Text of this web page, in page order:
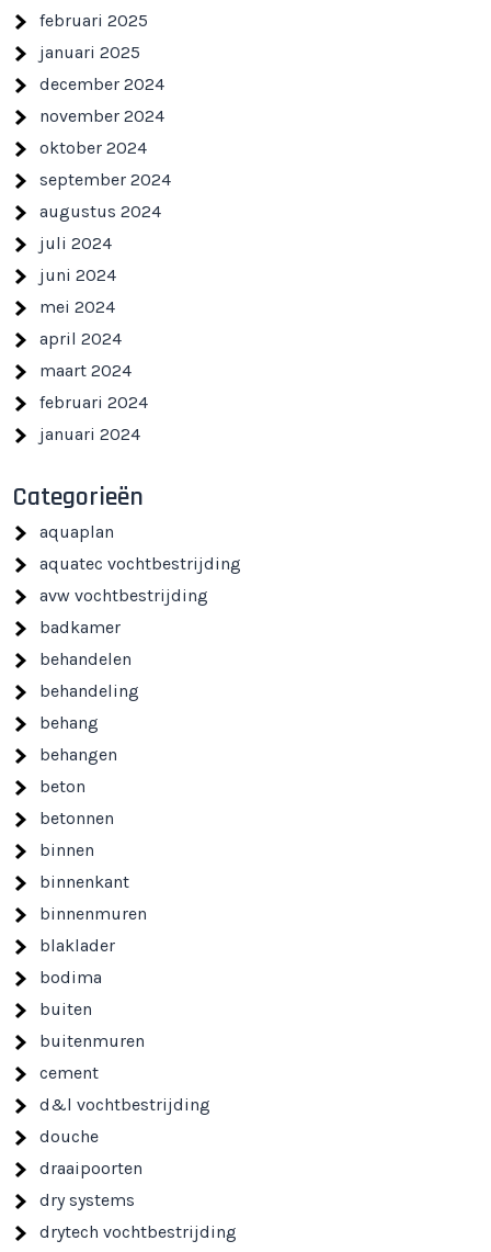
februari 2025
januari 2025
december 2024
november 2024
oktober 2024
september 2024
augustus 2024
juli 2024
juni 2024
mei 2024
april 2024
maart 2024
februari 2024
januari 2024
Categorieën
aquaplan
aquatec vochtbestrijding
avw vochtbestrijding
badkamer
behandelen
behandeling
behang
behangen
beton
betonnen
binnen
binnenkant
binnenmuren
blaklader
bodima
buiten
buitenmuren
cement
d&l vochtbestrijding
douche
draaipoorten
dry systems
drytech vochtbestrijding